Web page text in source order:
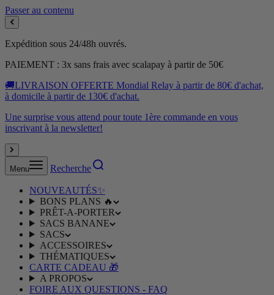
Passer au contenu
Expédition sous 24/48h ouvrés.
PAIEMENT : 3x sans frais avec scalapay à partir de 50€
🚚LIVRAISON OFFERTE Mondial Relay à partir de 80€ d'achat,
à domicile à partir de 130€ d'achat.
Une surprise vous attend pour toute 1ère commande en vous
inscrivant à la newsletter!
Menu Recherche
NOUVEAUTÉS✨
BONS PLANS 🔥
PRÊT-A-PORTER
SACS BANANE
SACS
ACCESSOIRES
THÉMATIQUES
CARTE CADEAU 🎁
A PROPOS
FOIRE AUX QUESTIONS - FAQ